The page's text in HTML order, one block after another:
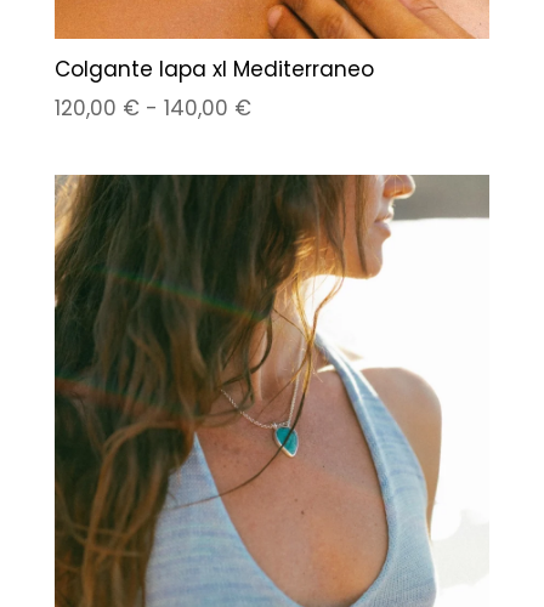
Colgante lapa xl Mediterraneo
120,00 € - 140,00 €Rango
precios:
desde
120,00 €
hasta
140,00 €